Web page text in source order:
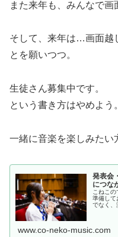
また来年も、みんなで画
そして、来年は…画面越
とを願いつつ。
生徒さん募集中です。
という書き方はやめよう。
一緒に音楽を楽しみたい
発表会
につな
こねこの
準備して
でなく、
www.co-neko-music.com